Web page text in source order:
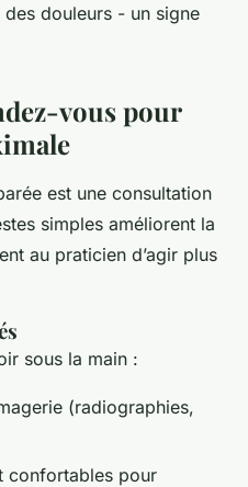
douleurs - un signe
vous pour
est une consultation
simples améliorent la
au praticien d’agir plus
sous la main :
(radiographies,
confortables pour